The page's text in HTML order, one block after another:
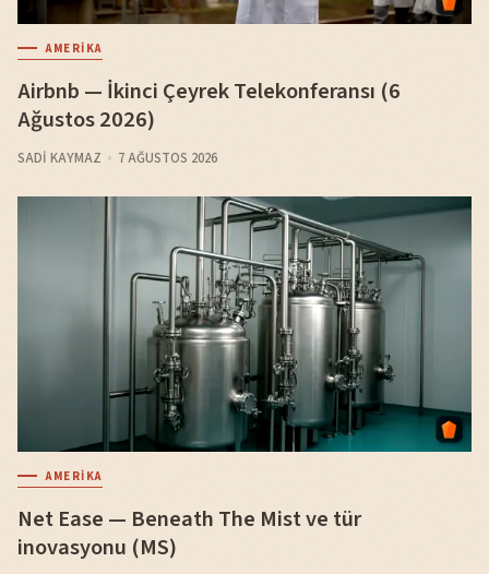
AMERIKA
Airbnb — İkinci Çeyrek Telekonferansı (6
Ağustos 2026)
SADI KAYMAZ 7 AĞUSTOS 2026
AMERIKA
Net Ease — Beneath The Mist ve tür
inovasyonu (MS)